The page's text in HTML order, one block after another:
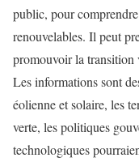
public, pour
renouvelables. Il peut
promouvoir la transition
Les informations sont
éolienne et solaire, les
verte, les politiques
technologiques